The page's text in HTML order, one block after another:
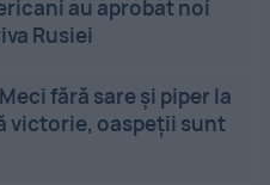
au aprobat noi
Rusiei
fără sare și piper la
victorie, oaspeții sunt